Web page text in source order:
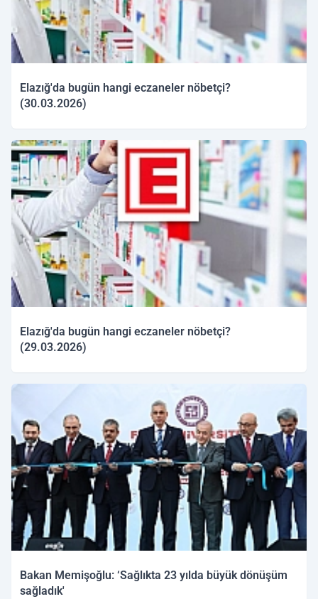
Elazığ'da bugün hangi eczaneler nöbetçi?
(30.03.2026)
Elazığ'da bugün hangi eczaneler nöbetçi?
(29.03.2026)
Bakan Memişoğlu: ‘Sağlıkta 23 yılda büyük dönüşüm
sağladık'